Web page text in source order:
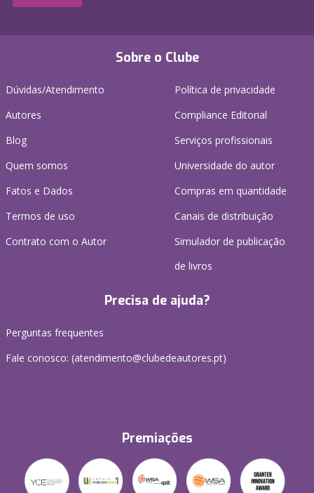
Sobre o Clube
Dúvidas/Atendimento
Autores
Blog
Quem somos
Fatos e Dados
Termos de uso
Contrato com o Autor
Política de privacidade
Compliance Editorial
Serviços profissionais
Universidade do autor
Compras em quantidade
Canais de distribuição
Simulador de publicação
de livros
Precisa de ajuda?
Perguntas frequentes
Fale conosco: (atendimento@clubedeautores.pt)
Premiações